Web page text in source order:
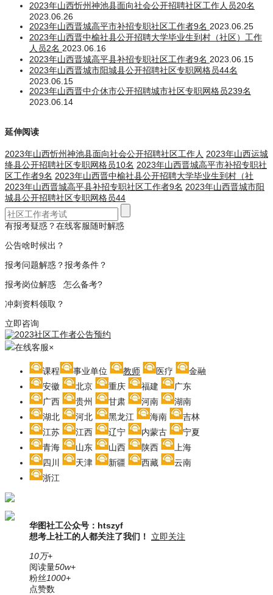
2023年山西忻州神池县面向社会公开招聘社区工作人员20名
2023.06.26
2023年山西晋城高平市补招专职社区工作者9名 2023.06.25
2023年山西晋中榆社县公开招聘大学毕业生到村（社区）工作
人员2名 2023.06.16
2023年山西晋城高平县补招专职社区工作者9名 2023.06.15
2023年山西晋城市阳城县公开招聘社区专职网格员44名
2023.06.15
2023年山西晋中介休市公开招聘城市社区专职网格员239名
2023.06.14
延伸阅读
2023年山西忻州神池县面向社会公开招聘社区工作人 2023年山西运城
绛县公开招聘社区专职网格员10名 2023年山西晋城高平市补招专职社
区工作者9名 2023年山西晋中榆社县公开招聘大学毕业生到村（社
2023年山西晋城高平县补招专职社区工作者9名 2023年山西晋城市阳
城县公开招聘社区专职网格员44
有报考疑惑？在线客服随时解惑
公告啥时候出？
报考问题解惑？报考条件？
报考岗位解惑 怎么备考?
冲刺资料领取？
立即咨询
在线客服×
课程 事业单位 教师 医疗
金融
安徽
北京 重庆 福建
广东
广西
贵州 甘肃 河南
湖南
湖北
河北 黑龙江 海南
吉林
江苏
江西 辽宁 内蒙古
宁夏
青海
山东 山西 陕西
上海
四川
天津 新疆 西藏
云南
浙江
华图社工公众号：htszyf
想考上社工的人都关注了我们！
立即关注
10万+
阅读量50w+
粉丝1000+
点赞数